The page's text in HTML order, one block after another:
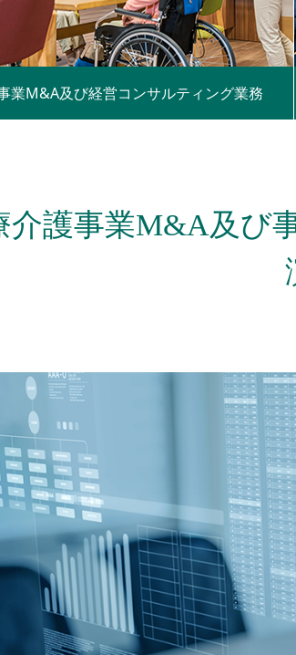
業M&A及び経営コンサルティング業務
介護事業M&A及び